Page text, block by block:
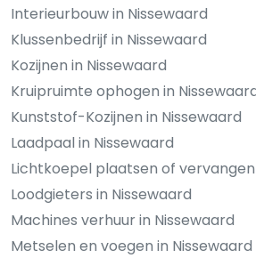
Interieurbouw in Nissewaard
Klussenbedrijf in Nissewaard
Kozijnen in Nissewaard
Kruipruimte ophogen in
Kunststof-Kozijnen in Nissewaard
Laadpaal in Nissewaard
Lichtkoepel plaatsen of vervangen
Loodgieters in Nissewaard
Machines verhuur in Nissewaard
Metselen en voegen in Nissewaard